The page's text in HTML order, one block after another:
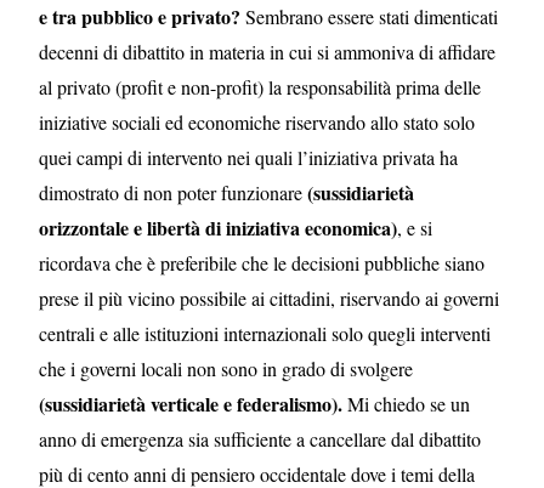
e tra pubblico e privato? Sembrano essere stati dimenticati
decenni di dibattito in materia in cui si ammoniva di affidare
al privato (profit e non-profit) la responsabilità prima delle
iniziative sociali ed economiche riservando allo stato solo
quei campi di intervento nei quali l’iniziativa privata ha
dimostrato di non poter funzionare(sussidiarietà
orizzontale e libertà di iniziativa economica), e si
ricordava che è preferibile che le decisioni pubbliche siano
prese il più vicino possibile ai cittadini, riservando ai governi
centrali e alle istituzioni internazionali solo quegli interventi
che i governi locali non sono in grado di svolgere
(sussidiarietà verticale e federalismo).Mi chiedo se un
anno di emergenza sia sufficiente a cancellare dal dibattito
più di cento anni di pensiero occidentale dove i temi della